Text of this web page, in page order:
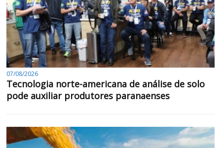
07/08/2026
Tecnologia norte-americana de análise de solo
pode auxiliar produtores paranaenses